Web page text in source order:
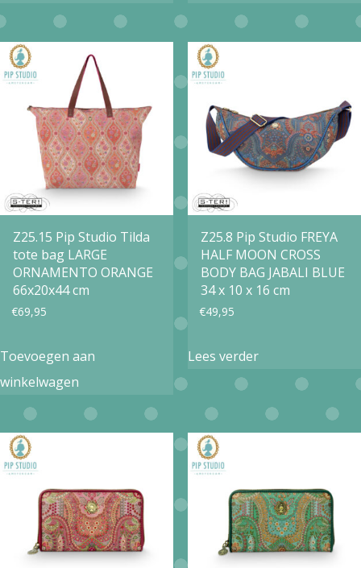
Z25.15 Pip Studio Tilda
tote bag LARGE
ORNAMENTO ORANGE
66x20x44 cm
€69,95
Toevoegen aan
winkelwagen
Z25.8 Pip Studio FREYA
HALF MOON CROSS
BODY BAG JABALI BLUE
34 x 10 x 16 cm
€49,95
Lees verder